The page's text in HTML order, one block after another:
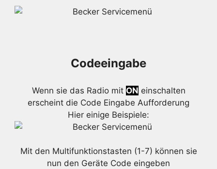
Codeeingabe
Wenn sie das Radio mit ON einschalten
erscheint die Code Eingabe Aufforderung
Hier einige Beispiele:
Mit den Multifunktionstasten (1-7) können sie
nun den Geräte Code eingeben